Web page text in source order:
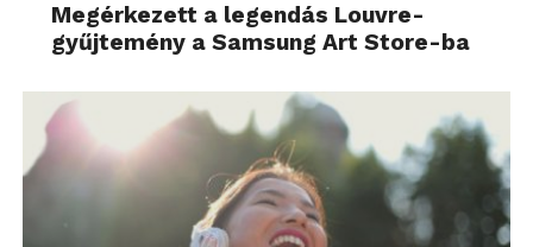
Megérkezett a legendás Louvre-
gyűjtemény a Samsung Art Store-ba